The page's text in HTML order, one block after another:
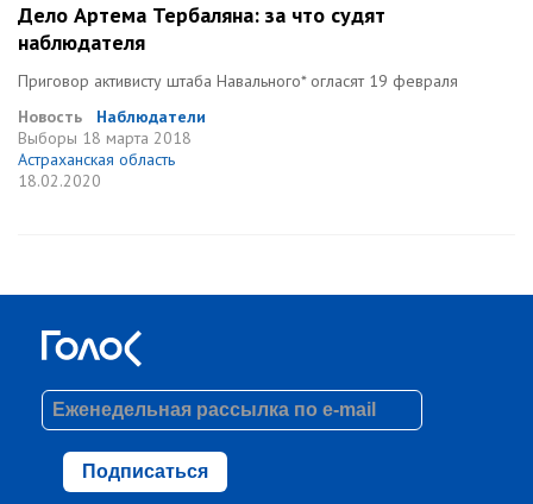
Дело Артема Тербаляна: за что судят
наблюдателя
Приговор активисту штаба Навального* огласят 19 февраля
Новость
Наблюдатели
Выборы 18 марта 2018
Астраханская область
18.02.2020
Подписаться